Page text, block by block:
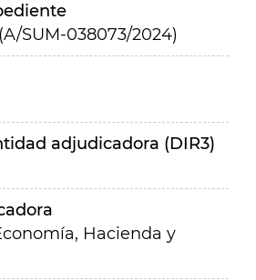
SUM-038073/2024)
adjudicadora (DIR3)
Hacienda y